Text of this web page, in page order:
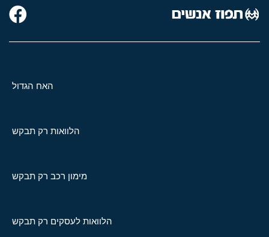
האח הגדול
הלוואות רק תבקש
מימון רכב רק תבקש
הלוואות לעסקים רק תבקש